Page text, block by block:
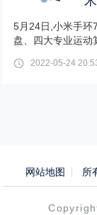
起
5月24日,小米手环
盘、四大专业运动
小米手环7配置豪
布局,支持心率、
2022-05-24
网站地图 所